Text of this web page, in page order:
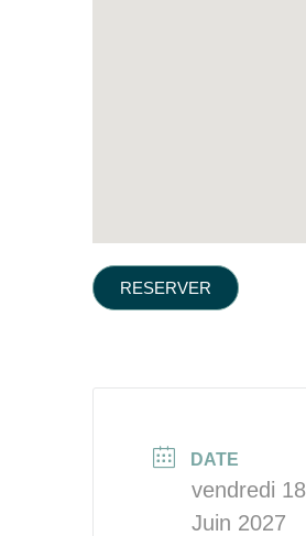
RESERVER
DATE
vendredi 18
Juin 2027